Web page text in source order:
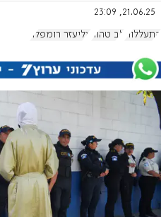
21.06.25, 23:09
התעללות לב טהור אליעזר רומפלר